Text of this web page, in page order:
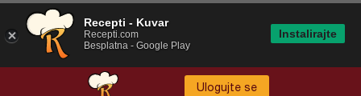
Ulogujte se
Recepti - Kuvar
Recepti.com
Besplatna - Google Play
Instalirajte